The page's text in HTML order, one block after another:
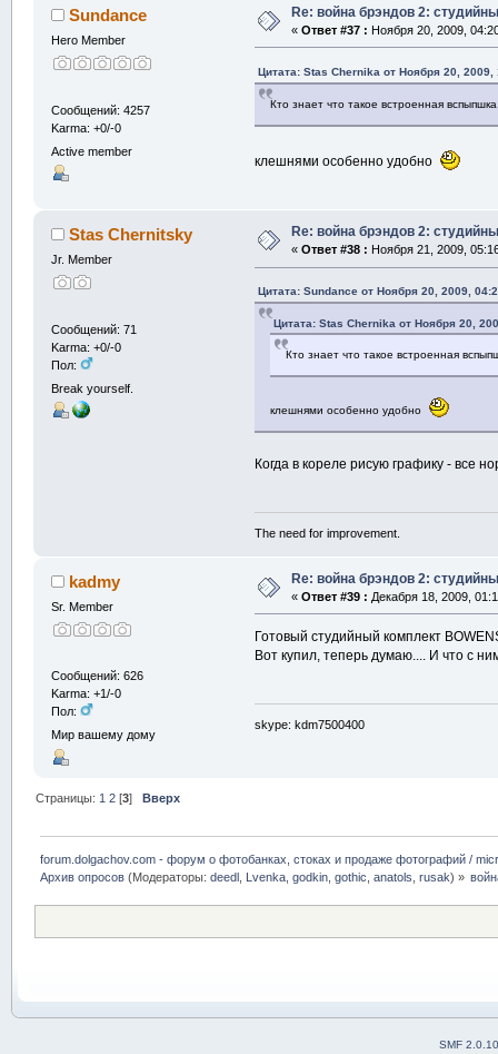
Sundance
Hero Member
Сообщений: 4257
Karma: +0/-0
Active member
Re: война брэндов 2:
« Ответ #37 : Ноября 20, 2009,
Цитата: Stas Chernika от Ноября 20, 2009,
Кто знает что такое встроенная
клешнями особенно удобно
Stas Chernitsky
Jr. Member
Сообщений: 71
Karma: +0/-0
Пол:
Break yourself.
Re: война брэндов 2:
« Ответ #38 : Ноября 21, 2009,
Цитата: Sundance от Ноября 20, 2009,
Цитата: Stas Chernika от Ноября 20,
Кто знает что такое встроенная
клешнями особенно удобно
Когда в кореле рисую графику - все
The need for improvement.
kadmy
Sr. Member
Сообщений: 626
Karma: +1/-0
Пол:
Мир вашему дому
Re: война брэндов 2:
« Ответ #39 : Декабря 18, 2009,
Готовый студийный комплект
Вот купил, теперь думаю.... И что с
skype: kdm7500400
Страницы: 1 2 [3]Вверх
forum.dolgachov.com - форум о фотобанках, стоках и продаже фотографий /
Архив опросов (Модераторы:deedl Lvenka ,godkin ,gothic ,anatols ,rusak) »
SMF